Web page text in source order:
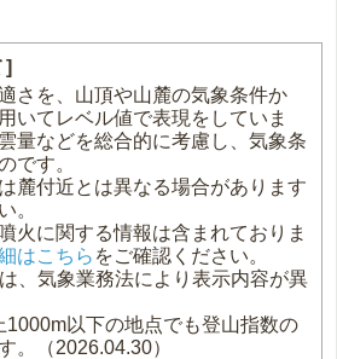
]
さを、山頂や山麓の気象条件か
いてレベル値で表現をしていま
量などを総合的に考慮し、気象条
です。
麓付近とは異なる場合があります
。
火に関する情報は含まれておりま
はこちら をご確認ください。
、気象業務法により表示内容が異
以下の地点でも登山指数の
。（2026.04.30）